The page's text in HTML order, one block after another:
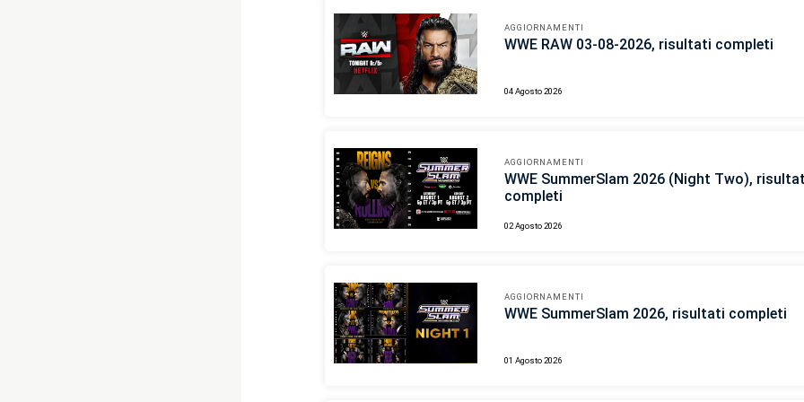
AGGIORNAMENTI
WWE RAW 03-08-2026, risultati completi
04 Agosto 2026
AGGIORNAMENTI
WWE SummerSlam 2026 (Night Two),
completi
02 Agosto 2026
AGGIORNAMENTI
WWE SummerSlam 2026, risultati completi
01 Agosto 2026